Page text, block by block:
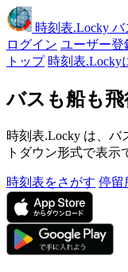
時刻表.Locky バ
ログイン ユーザー登
トップ 時刻表.Locky
バスも船も
時刻表.Locky は、バ
トダウン形式で表示
時刻表をさがす 停留